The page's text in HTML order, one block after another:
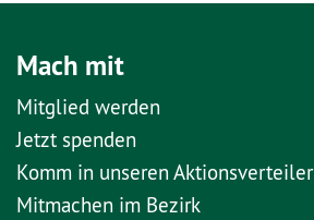
Mach mit
Mitglied werden
Jetzt spenden
Komm in unseren Aktionsverteiler
Mitmachen im Bezirk